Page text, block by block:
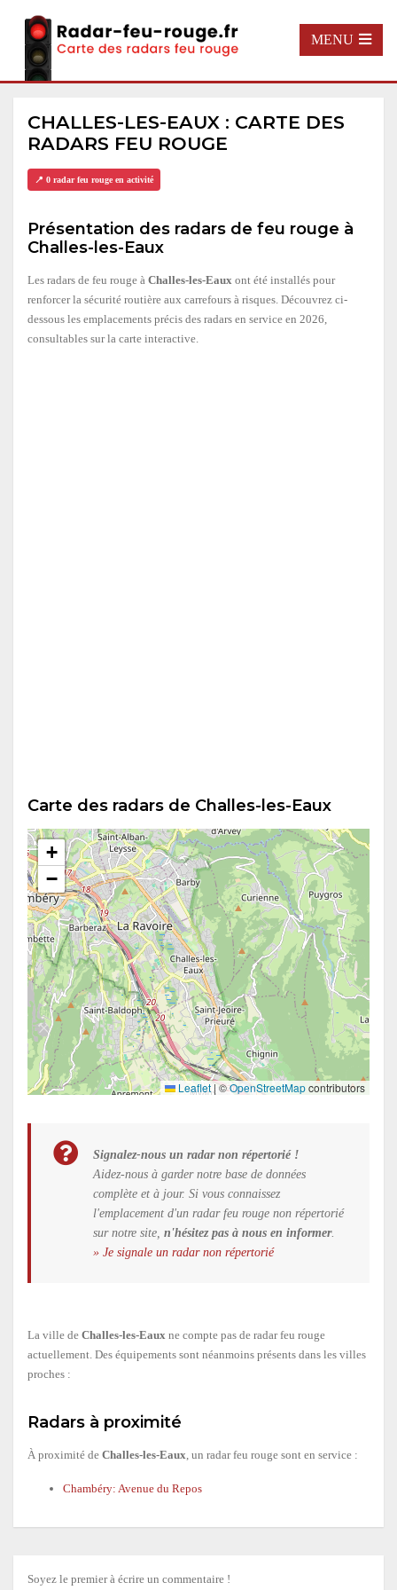
MENU
CHALLES-LES-EAUX : CARTE DES
RADARS FEU ROUGE
📍 0 radar feu rouge en activité
Présentation des radars de feu rouge à
Challes-les-Eaux
Les radars de feu rouge à Challes-les-Eaux ont été installés pour
renforcer la sécurité routière aux carrefours à risques. Découvrez ci-
dessous les emplacements précis des radars en service en 2026,
consultables sur la carte interactive.
Carte des radars de Challes-les-Eaux
+
−
Leaflet|©OpenStreetMapcontributors
Signalez-nous un radar non répertorié !
Aidez-nous à garder notre base de données
complète et à jour. Si vous connaissez
l'emplacement d'un radar feu rouge non répertorié
sur notre site, n'hésitez pas à nous en informer.
» Je signale un radar non répertorié
La ville de Challes-les-Eaux ne compte pas de radar feu rouge
actuellement. Des équipements sont néanmoins présents dans les villes
proches :
Radars à proximité
À proximité de Challes-les-Eaux , un radar feu rouge sont en service :
Chambéry: Avenue du Repos
Soyez le premier à écrire un commentaire !